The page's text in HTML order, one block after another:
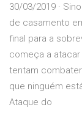
30/03/2019 ·
de casamento
final para a
começa a atacar
tentam
que ninguém
Ataque do